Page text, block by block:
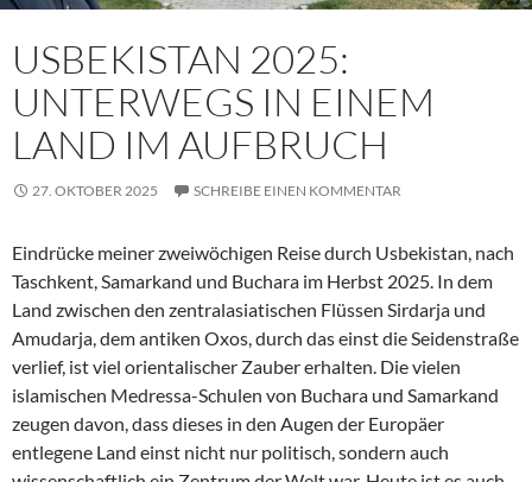
USBEKISTAN 2025:
UNTERWEGS IN EINEM
LAND IM AUFBRUCH
27. OKTOBER 2025 SCHREIBE EINEN KOMMENTAR
Eindrücke meiner zweiwöchigen Reise durch Usbekistan, nach
Taschkent, Samarkand und Buchara im Herbst 2025. In dem
Land zwischen den zentralasiatischen Flüssen Sirdarja und
Amudarja, dem antiken Oxos, durch das einst die Seidenstraße
verlief, ist viel orientalischer Zauber erhalten. Die vielen
islamischen Medressa-Schulen von Buchara und Samarkand
zeugen davon, dass dieses in den Augen der Europäer
entlegene Land einst nicht nur politisch, sondern auch